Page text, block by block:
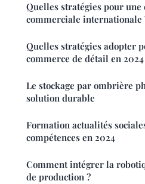
Quelles stratégies pour une
commerciale internationale
Quelles stratégies adopter
commerce de détail en 2024
Le stockage par ombrière
solution durable
Formation actualités
compétences en 2024
Comment intégrer la
de production ?